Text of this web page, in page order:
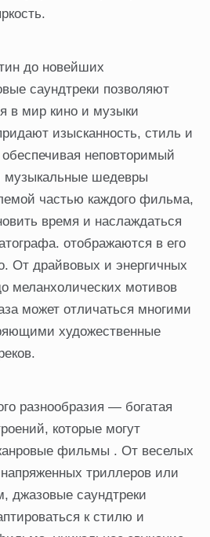
до новейших
саундтреки позволяют
в мир кино и музыки
изысканность, стиль и
неповторимый
музыкальные шедевры
частью каждого фильма,
время и наслаждаться
отображаются в его
От драйвовых и энергичных
меланхолических мотивов
может отличаться многими
художественные
разнообразия — богатая
которые могут
фильмы . От веселых
триллеров или
джазовые саундтреки
к стилю и